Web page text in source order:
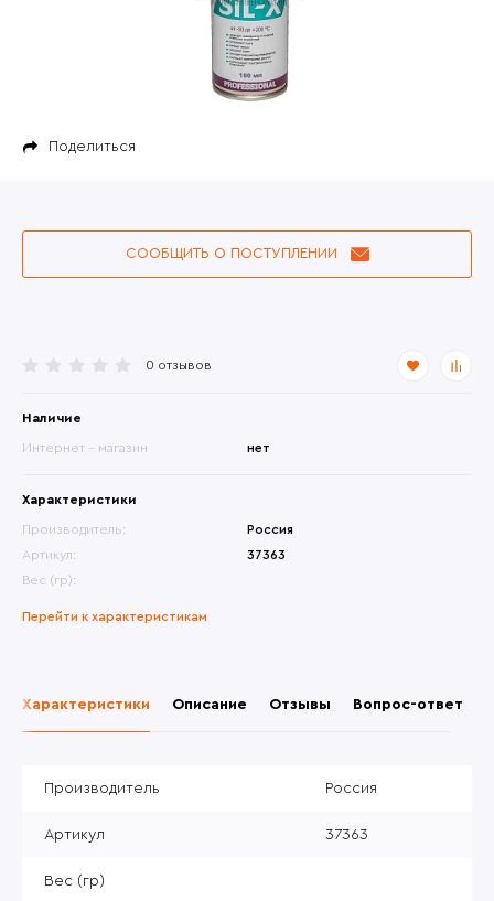
Поделиться
0 отзывов
Наличие
Интернет - магазин нет
Характеристики
Производитель:
Россия
Артикул:
37363
Вес (гр):
Перейти к характеристикам
СООБЩИТЬ О ПОСТУПЛЕНИИ
Характеристики Описание Отзывы Вопрос-ответ
Производитель Россия
Артикул 37363
Вес (гр)